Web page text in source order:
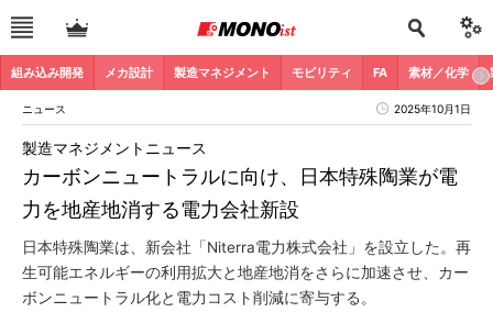
組み込み開発 メカ設計 製造マネジメント モビリティ FA 素材／化学
ニュース 2025年10月1日
カーボンニュートラルに向け、日本特殊陶業が電
力を地産地消する電力会社新設
製造マネジメントニュース
日本特殊陶業は、新会社「Niterra電力株式会社」を設立した。再
生可能エネルギーの利用拡大と地産地消をさらに加速させ、カー
ボンニュートラル化と電力コスト削減に寄与する。